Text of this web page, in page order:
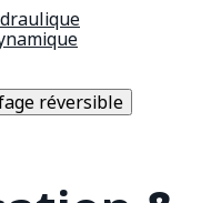
réversible